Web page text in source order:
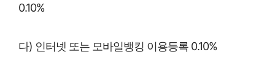
0.10%
다) 인터넷 또는 모바일뱅킹 이용등록 0.10%